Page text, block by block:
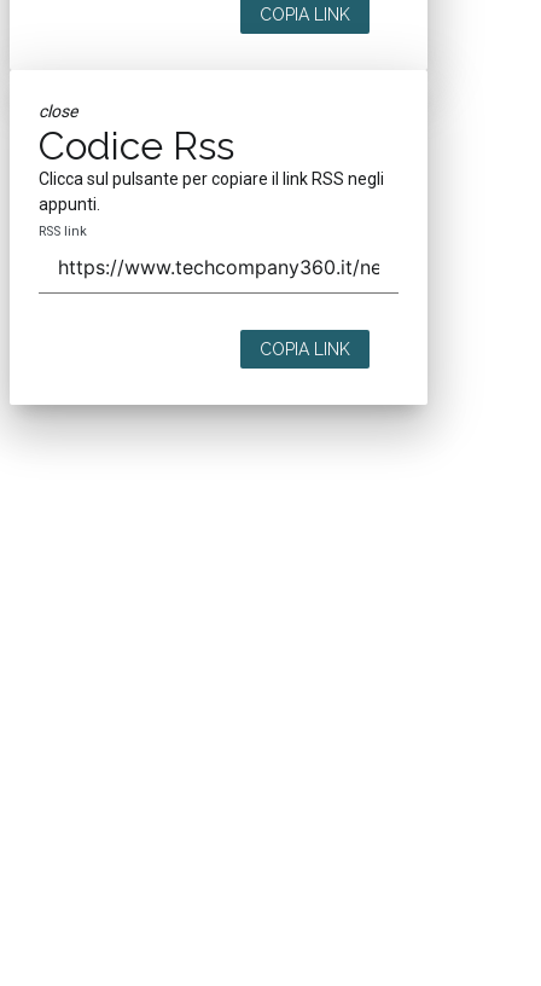
COPIA LINK
close
Codice Rss
Clicca sul pulsante per copiare il link RSS negli
appunti.
RSS link
COPIA LINK